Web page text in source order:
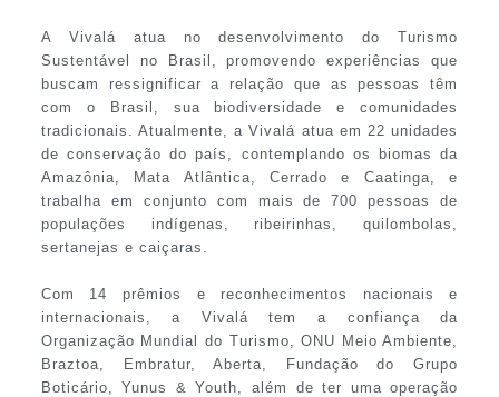
A Vivalá atua no desenvolvimento do Turismo
Sustentável no Brasil, promovendo experiências que
buscam ressignificar a relação que as pessoas têm
com o Brasil, sua biodiversidade e comunidades
tradicionais. Atualmente, a Vivalá atua em 22 unidades
de conservação do país, contemplando os biomas da
Amazônia, Mata Atlântica, Cerrado e Caatinga, e
trabalha em conjunto com mais de 700 pessoas de
populações indígenas, ribeirinhas, quilombolas,
sertanejas e caiçaras.
Com 14 prêmios e reconhecimentos nacionais e
internacionais, a Vivalá tem a confiança da
Organização Mundial do Turismo, ONU Meio Ambiente,
Braztoa, Embratur, Aberta, Fundação do Grupo
Boticário, Yunus & Youth, além de ter uma operação